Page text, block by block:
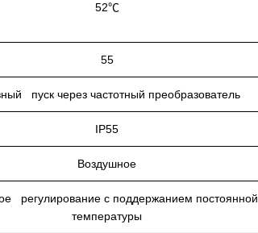
52℃
55
пуск через частотный преобразователь
IP55
Воздушное
регулирование с поддержанием постоянной
температуры